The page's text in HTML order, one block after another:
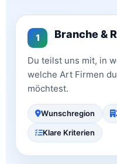
1 Branche &
Du teilst uns mit, in
welche Art Firmen
möchtest.
Wunschregion
Klare Kriterien